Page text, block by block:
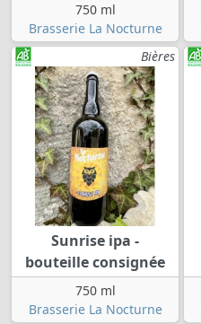
750 ml
Brasserie La Nocturne
Bières
Sunrise ipa -
bouteille consignée
750 ml
Brasserie La Nocturne